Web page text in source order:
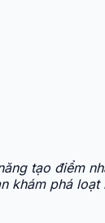
tạo điểm
phá